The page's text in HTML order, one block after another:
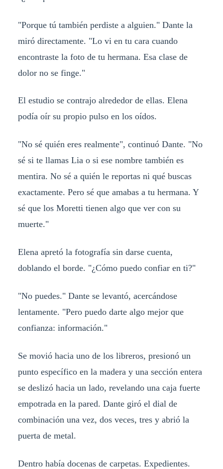
"Porque tú también perdiste a alguien." Dante la
miró directamente. "Lo vi en tu cara cuando
encontraste la foto de tu hermana. Esa clase de
dolor no se finge."
El estudio se contrajo alrededor de ellas. Elena
podía oír su propio pulso en los oídos.
"No sé quién eres realmente", continuó Dante. "No
sé si te llamas Lia o si ese nombre también es
mentira. No sé a quién le reportas ni qué buscas
exactamente. Pero sé que amabas a tu hermana. Y
sé que los Moretti tienen algo que ver con su
muerte."
Elena apretó la fotografía sin darse cuenta,
doblando el borde. "¿Cómo puedo confiar en ti?"
"No puedes." Dante se levantó, acercándose
lentamente. "Pero puedo darte algo mejor que
confianza: información."
Se movió hacia uno de los libreros, presionó un
punto específico en la madera y una sección entera
se deslizó hacia un lado, revelando una caja fuerte
empotrada en la pared. Dante giró el dial de
combinación una vez, dos veces, tres y abrió la
puerta de metal.
Dentro había docenas de carpetas. Expedientes.